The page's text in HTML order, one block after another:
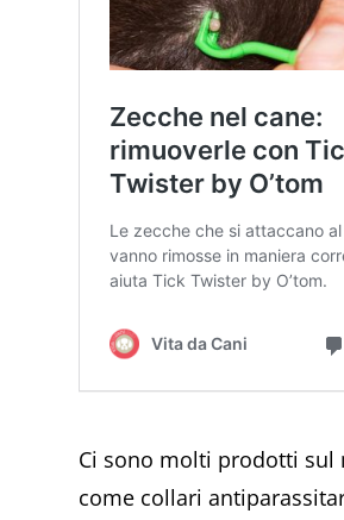
Ci sono molti prodotti sul
come collari